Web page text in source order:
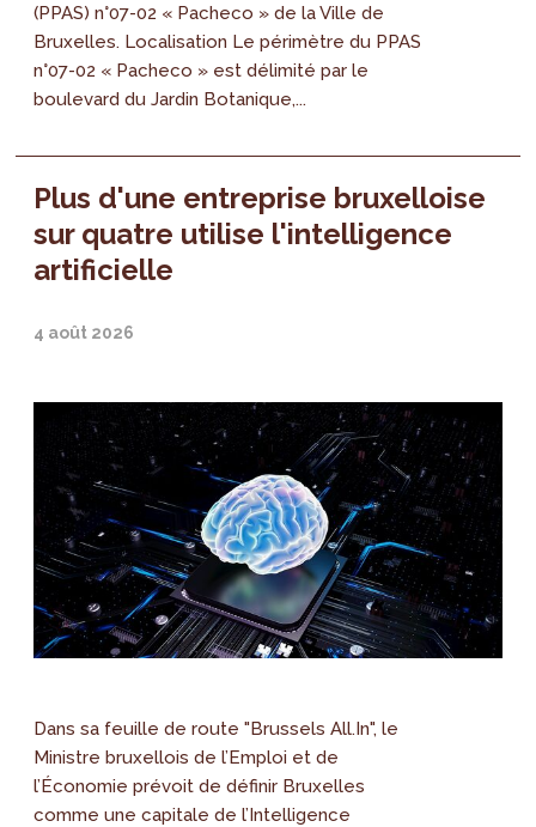
(PPAS) n°07-02 « Pacheco » de la Ville de
Bruxelles. Localisation Le périmètre du PPAS
n°07-02 « Pacheco » est délimité par le
boulevard du Jardin Botanique,...
Plus d'une entreprise bruxelloise
sur quatre utilise l'intelligence
artificielle
4 août 2026
Dans sa feuille de route "Brussels All.In", le
Ministre bruxellois de l’Emploi et de
l’Économie prévoit de définir Bruxelles
comme une capitale de l’Intelligence